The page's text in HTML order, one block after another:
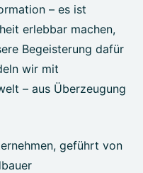
– es ist
erlebbar machen,
Begeisterung dafür
wir mit
– aus Überzeugung
geführt von